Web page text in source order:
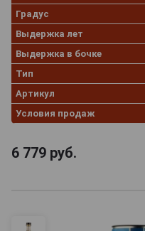
Градус
Выдержка лет
Выдержка в бочке
Тип
Артикул
Условия продаж
6 779 руб.